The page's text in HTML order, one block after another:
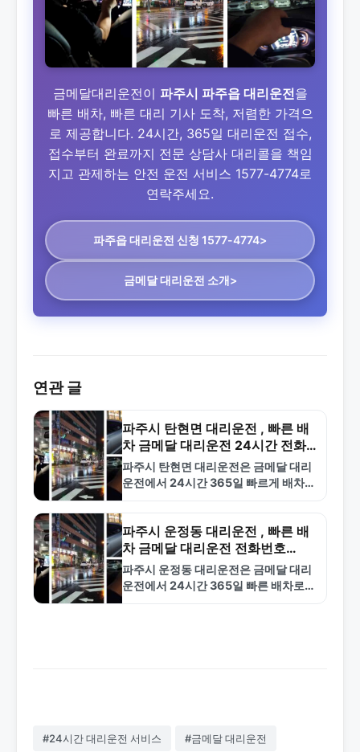
금메달대리운전이 파주시 파주읍 대리운전을
빠른 배차, 빠른 대리 기사 도착, 저렴한 가격으
로 제공합니다. 24시간, 365일 대리운전 접수,
접수부터 완료까지 전문 상담사 대리콜을 책임
지고 관제하는 안전 운전 서비스 1577-4774로
연락주세요.
파주읍 대리운전 신청 1577-4774>
금메달 대리운전 소개>
연관 글
파주시 탄현면 대리운전 , 빠른 배
차 금메달 대리운전 24시간 전화
1577-4774
파주시 탄현면 대리운전은 금메달 대리
운전에서 24시간 365일 빠르게 배차합
전화하세요.
파주시 운정동 대리운전 , 빠른 배
차 금메달 대리운전 전화번호
1577-4774
파주시 운정동 대리운전은 금메달 대리
운전에서 24시간 365일 빠른 배차로
#24시간 대리운전 서비스 #금메달 대리운전